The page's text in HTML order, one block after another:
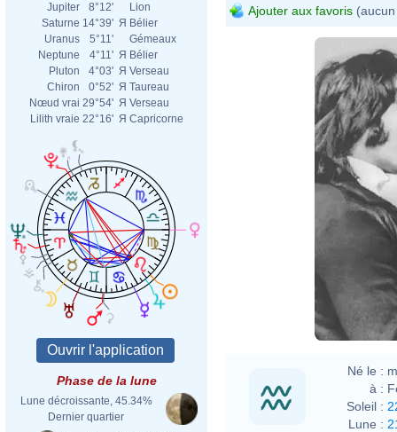
Jupiter
8°12'
Lion
Saturne 14°39' Я Bélier
Uranus
5°11'
Gémeaux
Neptune
4°11' Я Bélier
Pluton
4°03' Я Verseau
Chiron
0°52' Я Taureau
Nœud vrai 29°54' Я Verseau
Lilith vraie 22°16' Я Capricorne
Phase de la lune
Lune décroissante, 45.34%
Dernier quartier
Ajouter aux favoris
Né le :
à :
Soleil :
Lune :